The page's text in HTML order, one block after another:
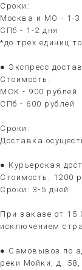
Сроки:
Москва и МО - 1-3
СПб - 1-2 дня
*до трёх единиц
● Экспресс
Стоимость:
МСК - 900 рублей
СПб - 600 рублей
Сроки:
Доставка
● Курьерская
Стоимость: 1200
Сроки: 3-5 дней
При заказе от 15
исключением
● Самовывоз по
реки Мойки, д.